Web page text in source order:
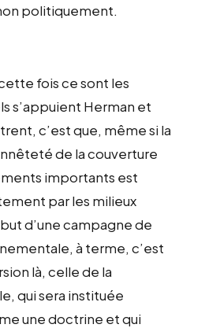
politiquement.
fois ce sont les
s’appuient Herman et
c’est que, même si la
de la couverture
importants est
par les milieux
d’une campagne de
à terme, c’est
là, celle de la
qui sera instituée
une doctrine et qui